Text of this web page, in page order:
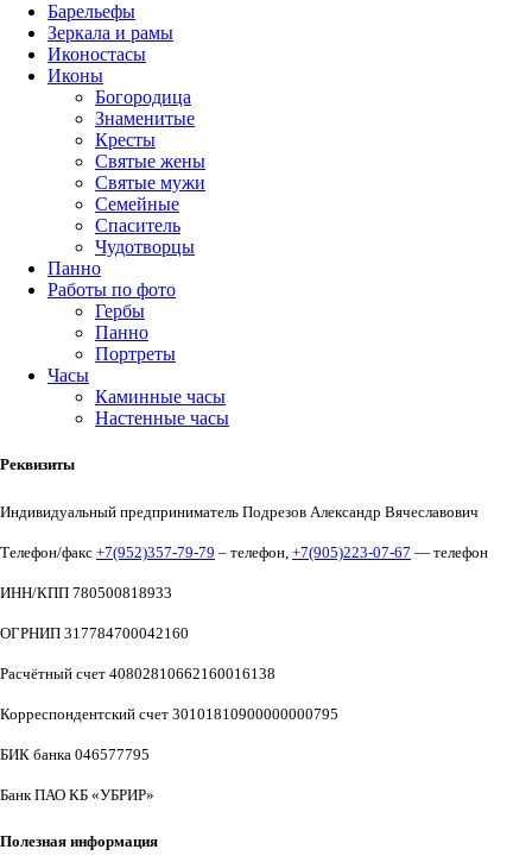
Барельефы
Зеркала и рамы
Иконостасы
Иконы
Богородица
Знаменитые
Кресты
Святые жены
Святые мужи
Семейные
Спаситель
Чудотворцы
Панно
Работы по фото
Гербы
Панно
Портреты
Часы
Каминные часы
Настенные часы
Реквизиты
Индивидуальный предприниматель Подрезов Александр Вячеславович
Телефон/факс +7(952)357-79-79 – телефон, +7(905)223-07-67 — телефон
ИНН/КПП 780500818933
ОГРНИП 317784700042160
Расчётный счет 40802810662160016138
Корреспондентский счет 30101810900000000795
БИК банка 046577795
Банк ПАО КБ «УБРИР»
Полезная информация